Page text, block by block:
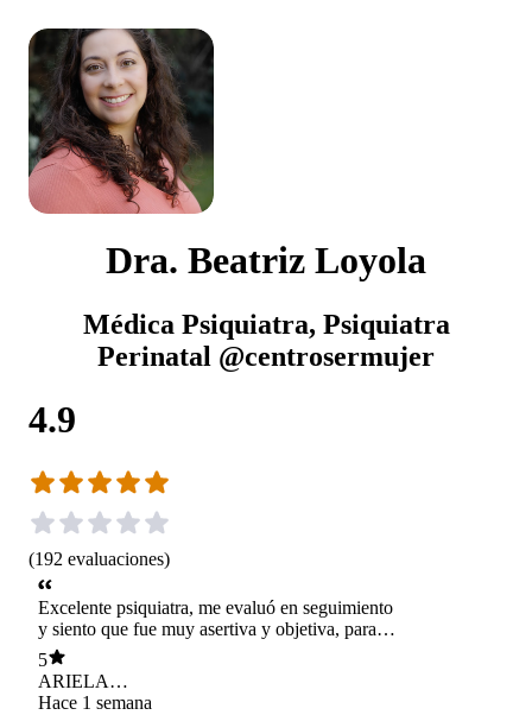
Dra. Beatriz Loyola
Médica Psiquiatra, Psiquiatra
Perinatal @centrosermujer
4.9
(192 evaluaciones)
Excelente psiquiatra, me evaluó en seguimiento
y siento que fue muy asertiva y objetiva, para
hacerme ver qué necesito.
5
ARIELA
ANDREA VERA
Hace 1 semana